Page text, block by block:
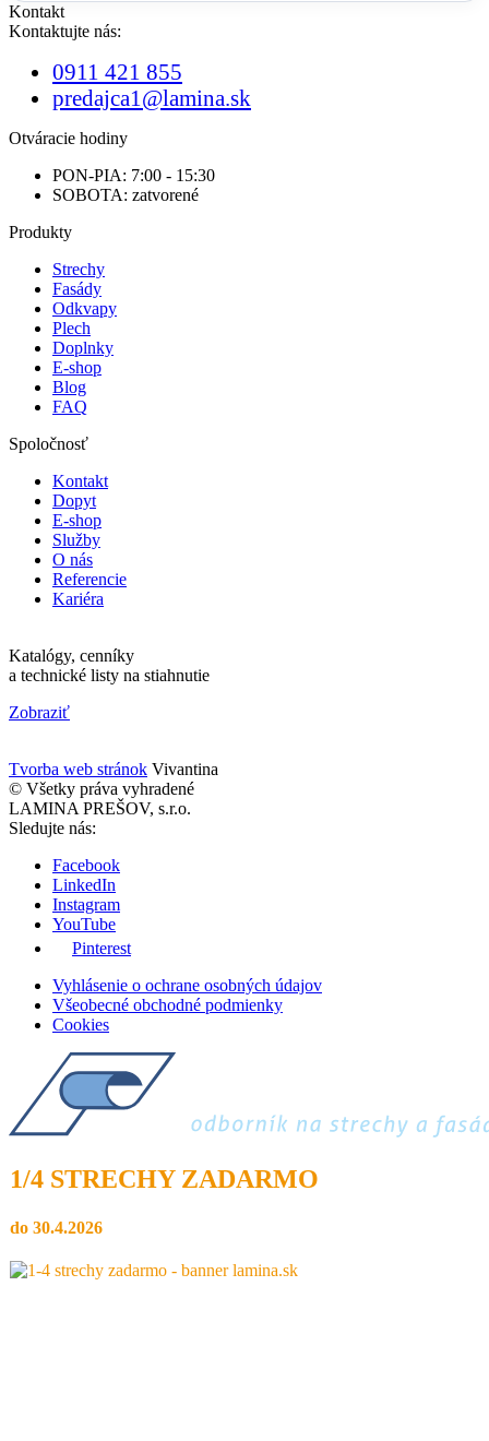
Kontakt
Kontaktujte nás:
0911 421 855
predajca1@lamina.sk
Otváracie hodiny
PON-PIA: 7:00 - 15:30
SOBOTA: zatvorené
Produkty
Strechy
Fasády
Odkvapy
Plech
Doplnky
E-shop
Blog
FAQ
Spoločnosť
Kontakt
Dopyt
E-shop
Služby
O nás
Referencie
Kariéra
Katalógy, cenníky
a technické listy na stiahnutie
Zobraziť
Tvorba web stránok Vivantina
© Všetky práva vyhradené
LAMINA PREŠOV, s.r.o.
Sledujte nás:
Facebook
LinkedIn
Instagram
YouTube
Pinterest
Vyhlásenie o ochrane osobných údajov
Všeobecné obchodné podmienky
Cookies
1/4 STRECHY ZADARMO
do 30.4.2026